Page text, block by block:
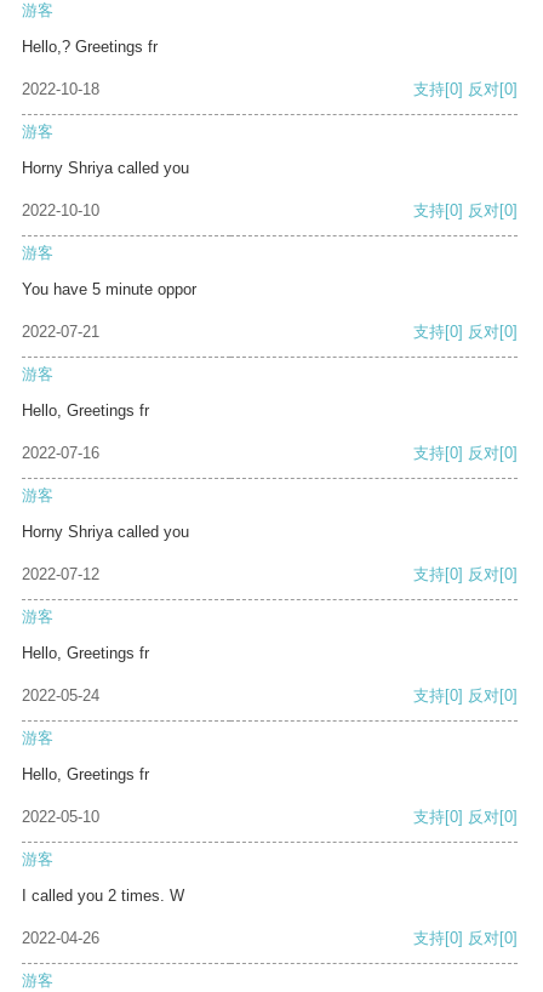
游客
Hello,? Greetings fr
2022-10-18 支持[0] 反对[0]
游客
Horny Shriya called you
2022-10-10 支持[0] 反对[0]
游客
You have 5 minute oppor
2022-07-21 支持[0] 反对[0]
游客
Hello, Greetings fr
2022-07-16 支持[0] 反对[0]
游客
Horny Shriya called you
2022-07-12 支持[0] 反对[0]
游客
Hello, Greetings fr
2022-05-24 支持[0] 反对[0]
游客
Hello, Greetings fr
2022-05-10 支持[0] 反对[0]
游客
I called you 2 times. W
2022-04-26 支持[0] 反对[0]
游客